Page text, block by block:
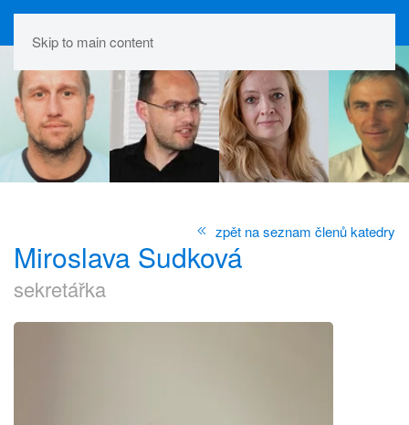
Skip to main content
zpět na seznam členů katedry
Miroslava Sudková
sekretářka